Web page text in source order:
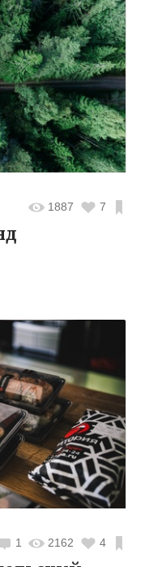
1887 7
1 2162 4